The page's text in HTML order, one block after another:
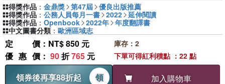
定價 ：NT$ 850 元
優惠價 ： 90折765 元
領券後再享88折起
領 加入購物車
庫存：2
下單可得紅利積點 ：22 點
得獎作品 ： 金鼎獎 第47屆 優良出版推薦
得獎作品 ： 公務人員每月一書 2022 延伸閱讀
得獎作品 ： Openbook 2022年 年度翻譯書
中文圖書分類 ： 歐洲區域志